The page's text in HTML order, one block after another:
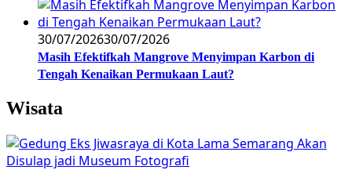
30/07/202630/07/2026
Masih Efektifkah Mangrove Menyimpan Karbon di
Tengah Kenaikan Permukaan Laut?
Wisata